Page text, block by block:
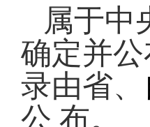
属于中
确定并
录由省、
公 布。